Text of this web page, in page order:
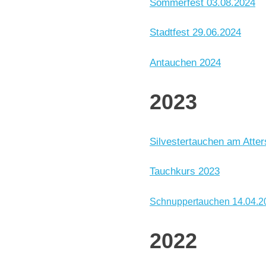
Sommerfest 03.08.2024
Stadtfest 29.06.2024
Antauchen 2024
2023
Silvestertauchen am
Tauchkurs 2023
Schnuppertauchen
2022